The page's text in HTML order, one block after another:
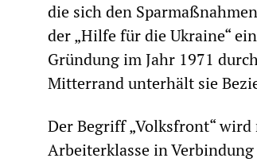
die sich den
der „Hilfe für die Ukraine“
Gründung im Jahr 1971
Mitterrand unterhält sie
Der Begriff „Volksfront“
Arbeiterklasse in